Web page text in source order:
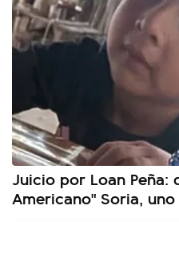
Juicio por Loan Peña:
Americano" Soria,